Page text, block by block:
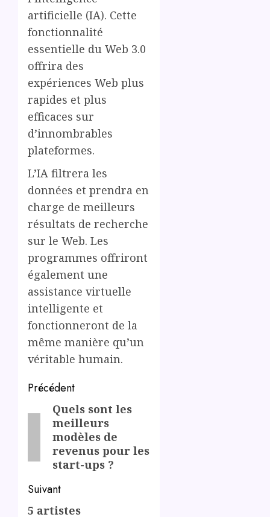
artificielle (IA). Cette
fonctionnalité
essentielle du Web 3.0
offrira des
expériences Web plus
rapides et plus
efficaces sur
d’innombrables
plateformes.
L’IA filtrera les
données et prendra en
charge de meilleurs
résultats de recherche
sur le Web. Les
programmes offriront
également une
assistance virtuelle
intelligente et
fonctionneront de la
même manière qu’un
véritable humain.
Post
navigation
Précédent
Previous
post:
Quels sont les
meilleurs
modèles de
revenus pour les
start-ups ?
Suivant
Next
5 artistes